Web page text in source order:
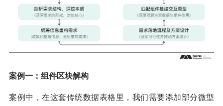
案例一：组件区块解构
案例中，在这套传统数据表格里，我们需要添加部分微型